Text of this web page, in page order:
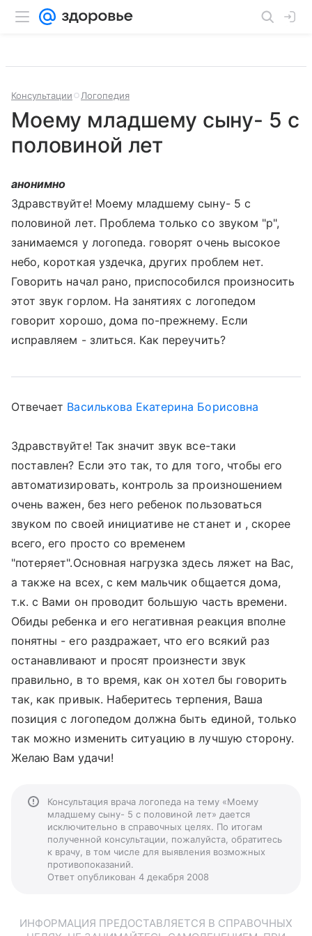
Консультации Логопедия
Моему младшему сыну- 5 с
половиной лет
анонимно
Здравствуйте! Моему младшему сыну- 5 с
половиной лет. Проблема только со звуком "р",
занимаемся у логопеда. говорят очень высокое
небо, короткая уздечка, других проблем нет.
Говорить начал рано, приспособился произносить
этот звук горлом. На занятиях с логопедом
говорит хорошо, дома по-прежнему. Если
исправляем - злиться. Как переучить?
Отвечает Василькова Екатерина Борисовна
Здравствуйте! Так значит звук все-таки
поставлен? Если это так, то для того, чтобы его
автоматизировать, контроль за произношением
очень важен, без него ребенок пользоваться
звуком по своей инициативе не станет и , скорее
всего, его просто со временем
"потеряет".Основная нагрузка здесь ляжет на Вас,
а также на всех, с кем мальчик общается дома,
т.к. с Вами он проводит большую часть времени.
Обиды ребенка и его негативная реакция вполне
понятны - его раздражает, что его всякий раз
останавливают и просят произнести звук
правильно, в то время, как он хотел бы говорить
так, как привык. Наберитесь терпения, Ваша
позиция с логопедом должна быть единой, только
так можно изменить ситуацию в лучшую сторону.
Желаю Вам удачи!
Консультация врача логопеда на тему «Моему
младшему сыну- 5 с половиной лет» дается
исключительно в справочных целях. По итогам
полученной консультации, пожалуйста, обратитесь
к врачу, в том числе для выявления возможных
противопоказаний.
Ответ опубликован 4 декабря 2008
ИНФОРМАЦИЯ ПРЕДОСТАВЛЯЕТСЯ В СПРАВОЧНЫХ